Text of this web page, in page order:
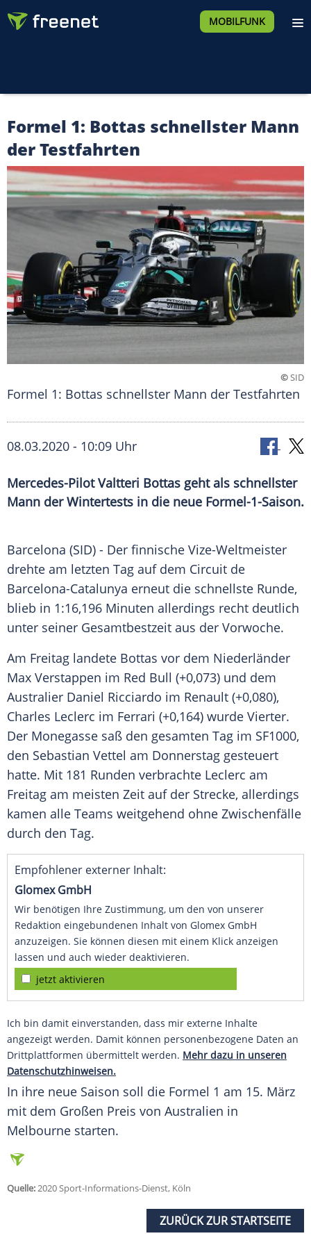
MOBILFUNK
Formel 1: Bottas schnellster Mann
der Testfahrten
©SID
Formel 1: Bottas schnellster Mann der Testfahrten
08.03.2020 - 10:09 Uhr
Mercedes-Pilot Valtteri Bottas geht als schnellster
Mann der Wintertests in die neue Formel-1-Saison.
Barcelona (SID) - Der finnische Vize-Weltmeister
drehte am letzten Tag auf dem Circuit de
Barcelona-Catalunya erneut die schnellste Runde,
blieb in 1:16,196 Minuten allerdings recht deutlich
unter seiner Gesamtbestzeit aus der Vorwoche.
Am Freitag landete Bottas vor dem Niederländer
Max Verstappen im Red Bull (+0,073) und dem
Australier Daniel Ricciardo im Renault (+0,080),
Charles Leclerc im Ferrari (+0,164) wurde Vierter.
Der Monegasse saß den gesamten Tag im SF1000,
den Sebastian Vettel am Donnerstag gesteuert
hatte. Mit 181 Runden verbrachte Leclerc am
Freitag am meisten Zeit auf der Strecke, allerdings
kamen alle Teams weitgehend ohne Zwischenfälle
durch den Tag.
Empfohlener externer Inhalt:
Glomex GmbH
Wir benötigen Ihre Zustimmung, um den von unserer
Redaktion eingebundenen Inhalt von Glomex GmbH
anzuzeigen. Sie können diesen mit einem Klick anzeigen
lassen und auch wieder deaktivieren.
jetzt aktivieren
Ich bin damit einverstanden, dass mir externe Inhalte
angezeigt werden. Damit können personenbezogene Daten an
Drittplattformen übermittelt werden. Mehr dazu in unseren
Datenschutzhinweisen.
In ihre neue Saison soll die Formel 1 am 15. März
mit dem Großen Preis von Australien in
Melbourne starten.
Quelle:2020 Sport-Informations-Dienst, Köln
ZURÜCK ZUR STARTSEITE